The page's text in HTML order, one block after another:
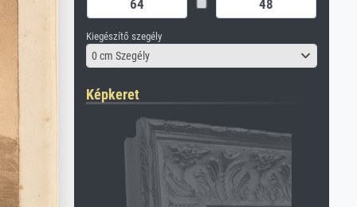
Kiegészítő szegély
0 cm Szegély
Képkeret